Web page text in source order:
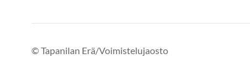
©Tapanilan Erä/Voimistelujaosto